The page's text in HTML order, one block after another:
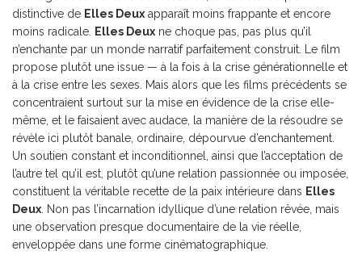
distinctive de Elles Deux apparaît moins frappante et encore
moins radicale.
Elles Deux ne choque pas, pas plus qu’il
n’enchante par un monde narratif parfaitement construit. Le film
propose plutôt une issue — à la fois à la crise générationnelle et
à la crise entre les sexes. Mais alors que les films précédents se
concentraient surtout sur la mise en évidence de la crise elle-
même, et le faisaient avec audace, la manière de la résoudre se
révèle ici plutôt banale, ordinaire, dépourvue d’enchantement.
Un soutien constant et inconditionnel, ainsi que l’acceptation de
l’autre tel qu’il est, plutôt qu’une relation passionnée ou imposée,
constituent la véritable recette de la paix intérieure dans Elles
Deux . Non pas l’incarnation idyllique d’une relation rêvée, mais
une observation presque documentaire de la vie réelle,
enveloppée dans une forme cinématographique.